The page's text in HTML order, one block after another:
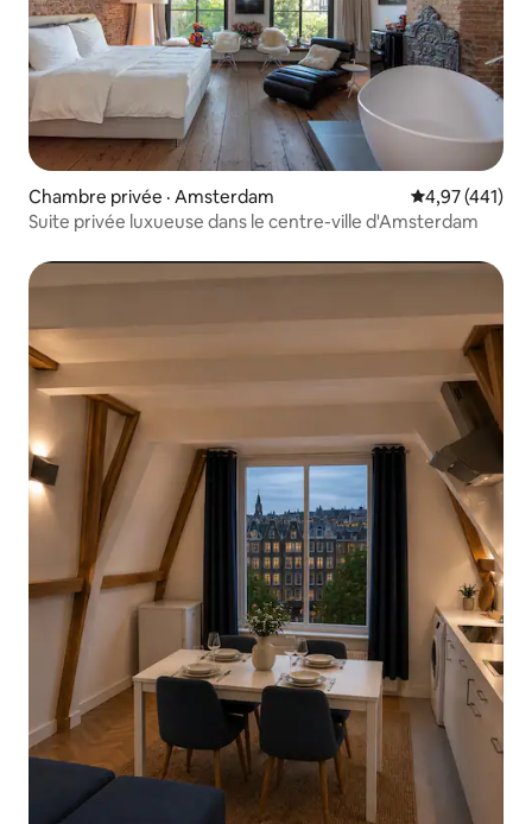
Chambre privée · Amsterdam Note
4,97 (441)
Suite privée luxueuse dans le centre-ville d'Amsterdam